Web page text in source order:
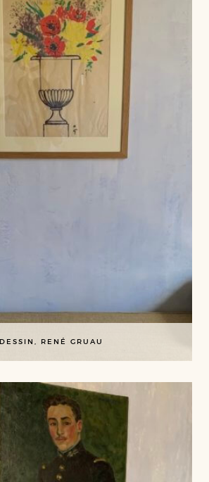
DESSIN, RENÉ GRUAU